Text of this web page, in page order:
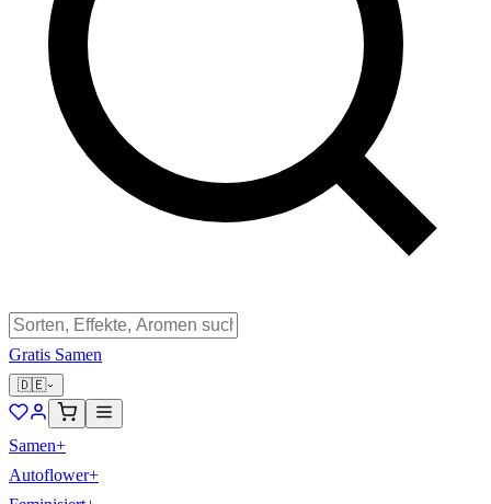
Gratis Samen
🇩🇪
Samen+
Autoflower+